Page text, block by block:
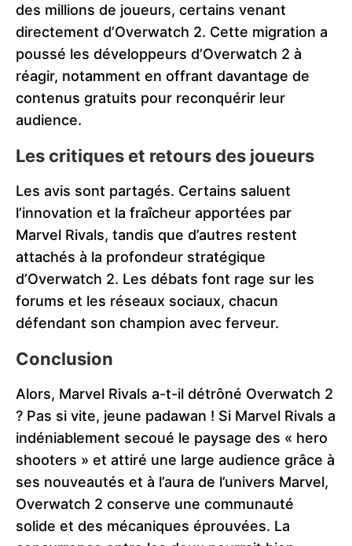
des millions de joueurs, certains venant
directement d’Overwatch 2. Cette migration a
poussé les développeurs d’Overwatch 2 à
réagir, notamment en offrant davantage de
contenus gratuits pour reconquérir leur
audience.
Les critiques et retours des joueurs
Les avis sont partagés. Certains saluent
l’innovation et la fraîcheur apportées par
Marvel Rivals, tandis que d’autres restent
attachés à la profondeur stratégique
d’Overwatch 2. Les débats font rage sur les
forums et les réseaux sociaux, chacun
défendant son champion avec ferveur.
Conclusion
Alors, Marvel Rivals a-t-il détrôné Overwatch 2
? Pas si vite, jeune padawan ! Si Marvel Rivals a
indéniablement secoué le paysage des « hero
shooters » et attiré une large audience grâce à
ses nouveautés et à l’aura de l’univers Marvel,
Overwatch 2 conserve une communauté
solide et des mécaniques éprouvées. La